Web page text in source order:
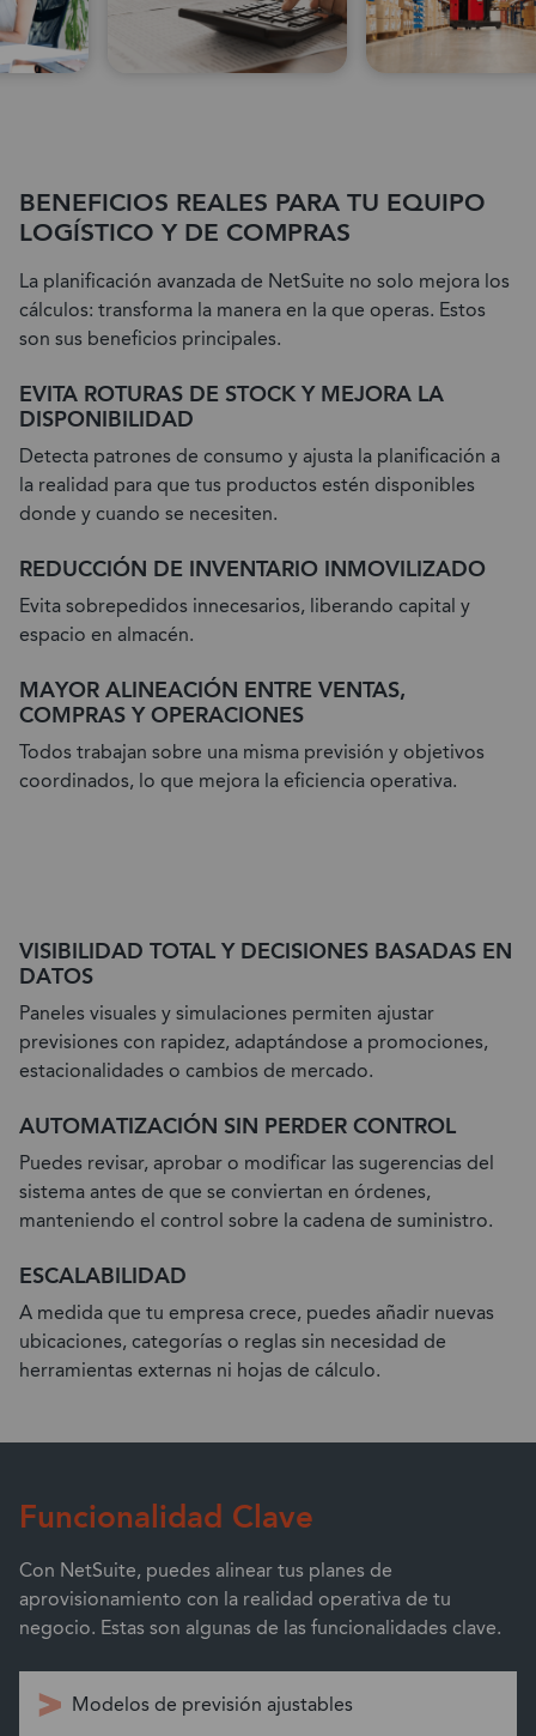
BENEFICIOS REALES PARA TU EQUIPO
LOGÍSTICO Y DE COMPRAS
La planificación avanzada de NetSuite no solo mejora los
cálculos: transforma la manera en la que operas. Estos
son sus beneficios principales.
EVITA ROTURAS DE STOCK Y MEJORA LA
DISPONIBILIDAD
Detecta patrones de consumo y ajusta la planificación a
la realidad para que tus productos estén disponibles
donde y cuando se necesiten.
REDUCCIÓN DE INVENTARIO INMOVILIZADO
Evita sobrepedidos innecesarios, liberando capital y
espacio en almacén.
MAYOR ALINEACIÓN ENTRE VENTAS,
COMPRAS Y OPERACIONES
Todos trabajan sobre una misma previsión y objetivos
coordinados, lo que mejora la eficiencia operativa.
VISIBILIDAD TOTAL Y DECISIONES BASADAS EN
DATOS
Paneles visuales y simulaciones permiten ajustar
previsiones con rapidez, adaptándose a promociones,
estacionalidades o cambios de mercado.
AUTOMATIZACIÓN SIN PERDER CONTROL
Puedes revisar, aprobar o modificar las sugerencias del
sistema antes de que se conviertan en órdenes,
manteniendo el control sobre la cadena de suministro.
ESCALABILIDAD
A medida que tu empresa crece, puedes añadir nuevas
ubicaciones, categorías o reglas sin necesidad de
herramientas externas ni hojas de cálculo.
Funcionalidad Clave
Con NetSuite, puedes alinear tus planes de
aprovisionamiento con la realidad operativa de tu
negocio. Estas son algunas de las funcionalidades clave.
Modelos de previsión ajustables